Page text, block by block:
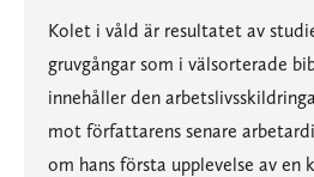
Kolet i våld är resultatet av
gruvgångar som i välsorterade
innehåller den
mot författarens senare
om hans första upplevelse av en